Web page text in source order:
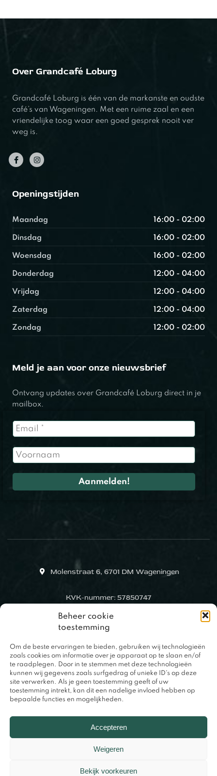
Beheer cookie
toestemming
Om de beste ervaringen te bieden, gebruiken wij technologieën
zoals cookies om informatie over je apparaat op te slaan en/of
te raadplegen. Door in te stemmen met deze technologieën
kunnen wij gegevens zoals surfgedrag of unieke ID's op deze
site verwerken. Als je geen toestemming geeft of uw
toestemming intrekt, kan dit een nadelige invloed hebben op
bepaalde functies en mogelijkheden.
Accepteren
Weigeren
Bekijk voorkeuren
Over Grandcafé Loburg
Grandcafé Loburg is één van de markanste en oudste
café’s van Wageningen. Met een ruime zaal en een
vriendelijke toog waar een goed gesprek nooit ver
weg is.
Openingstijden
Maandag 16:00 - 02:00
Dinsdag 16:00 - 02:00
Woensdag 16:00 - 02:00
Donderdag 12:00 - 04:00
Vrijdag 12:00 - 04:00
Zaterdag 12:00 - 04:00
Zondag 12:00 - 02:00
Meld je aan voor onze nieuwsbrief
Ontvang updates over Grandcafé Loburg direct in je
mailbox.
Molenstraat 6, 6701 DM Wageningen
KVK-nummer: 57850747
0317 – 420848